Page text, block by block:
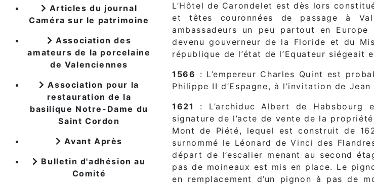
Articles du journal
Caméra sur le patrimoine
Association des
amateurs de la porcelaine
de Valenciennes
Association pour la
restauration de la
basilique Notre-Dame du
Saint Cordon
Avant Après
Bulletin d'adhésion au
Comité
L’Hôtel de Carondelet est dès lors
et têtes couronnées de passage à
ambassadeurs un peu partout en
devenu gouverneur de la Floride et du
république de l’état de l’Equateur siégeait
1566 : L’empereur Charles Quint est
Philippe II d’Espagne, à l’invitation de
1621
: L’archiduc Albert de Habsbourg
signature de l’acte de vente de la
Mont de Piété, lequel est construit de
surnommé le Léonard de Vinci des
départ de l’escalier menant au second
pas de moineaux est mis en place. Le
en remplacement d’un pignon à pas de